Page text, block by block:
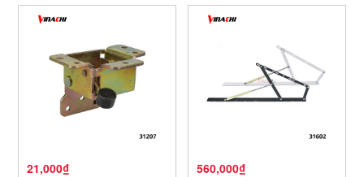
21,000₫
560,000₫